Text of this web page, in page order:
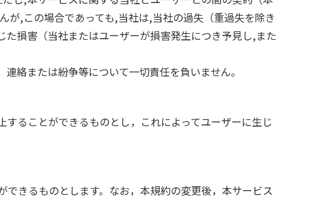
が,この場合であっても,当社は,当社の過失（重過失を除き
損害（当社またはユーザーが損害発生につき予見し,また
絡または紛争等について一切責任を負いません。
ることができるものとし，これによってユーザーに生じ
きるものとします。なお，本規約の変更後，本サービス